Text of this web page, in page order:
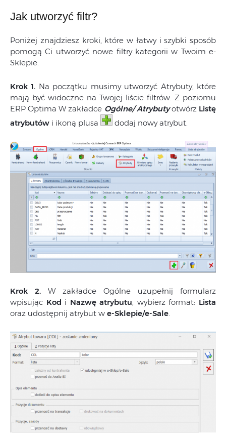
Jak utworzyć filtr?
Poniżej znajdziesz kroki, które w łatwy i szybki sposób
pomogą Ci utworzyć nowe filtry kategorii w Twoim e-
Sklepie.
Krok 1. Na początku musimy utworzyć Atrybuty, które
mają być widoczne na Twojej liście filtrów. Z poziomu
ERP Optima W zakładce Ogólne/ Atrybutyotwórz Listę
atrybutów i ikoną plusa dodaj nowy atrybut.
Krok 2. W zakładce Ogólne uzupełnij formularz
wpisując Kod i Nazwę atrybutu, wybierz format: Lista
oraz udostępnij atrybut w e-Sklepie/e-Sale.